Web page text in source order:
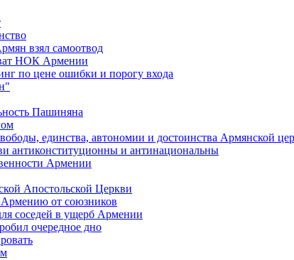
взял самоотвод
НОК Армении
по цене ошибки и порогу входа
Пашиняна
единства, автономии и достоинства Армянской
антиконституционны и антинациональны
Армении
Апостольской Церкви
Армению от союзников
соседей в ущерб Армении
очередное дно